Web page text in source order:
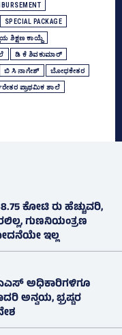
SPECIAL PACKAGE
ಶಿಕ್ಷಣ ಕಾಯ್ದೆ
ಡಿ ಕೆ ಶಿವಕುಮಾರ್
ಬಿ ಸಿ ನಾಗೇಶ್‌ ಬೋಧಕೇತರ
ಪ್ರಾಥಮಿಕ ಶಾಲೆ
ಕೋಟಿ ರು ಹೆಚ್ಚುವರಿ,
ಗುಣನಿಯಂತ್ರಣ
ಇಲ್ಲ
ಅಧಿಕಾರಿಗಳಿಗೂ
ಅನ್ವಯ, ಭ್ರಷ್ಟರ